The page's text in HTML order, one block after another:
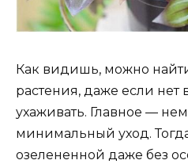
Как видишь, можно
растения, даже если
ухаживать. Главное —
минимальный уход.
озелененной даже без